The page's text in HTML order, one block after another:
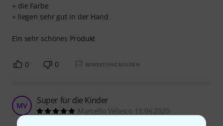
+ die Farbe
+ liegen sehr gut in der Hand
Ein sehr schönes Produkt
0 0 BEWERTUNG MELDEN
MV Super für die Kinder
Marcello Velasco 13.06.2020